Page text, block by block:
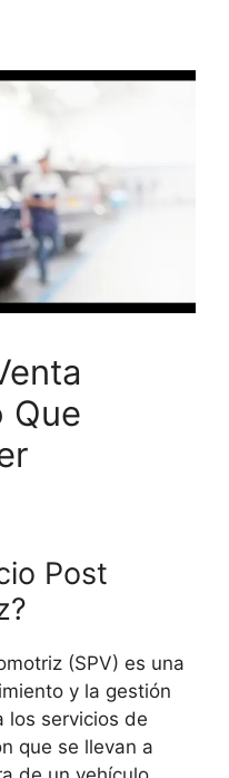
Que
Post
(SPV) es una
y la gestión
los servicios de
que se llevan a